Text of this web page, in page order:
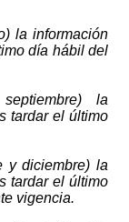
la información
día hábil del
la
tardar el último
y diciembre) la
tardar el último
vigencia.